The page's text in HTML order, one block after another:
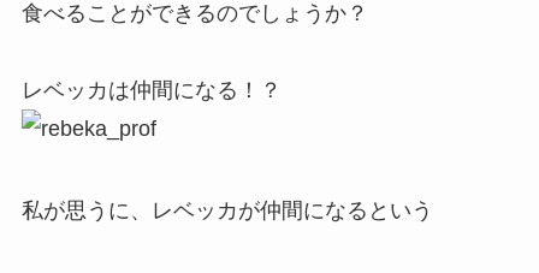
食べることができるのでしょうか？
レベッカは仲間になる！？
私が思うに、レベッカが仲間になるという